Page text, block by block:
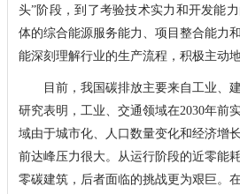
头”阶段，到了考验技术实力和开发能
体的综合能源服务能力、项目整合能力
能深刻理解行业的生产流程，积极主动
目前，我国碳排放主要来自工业、建
研究表明，工业、交通领域在2030年前
域由于城市化、人口数量变化和经济增
前达峰压力很大。从运行阶段的近零能
零碳建筑，后者面临的挑战更为艰巨。